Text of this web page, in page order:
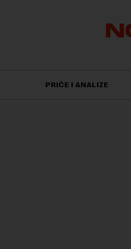
PRIČE I ANALIZE